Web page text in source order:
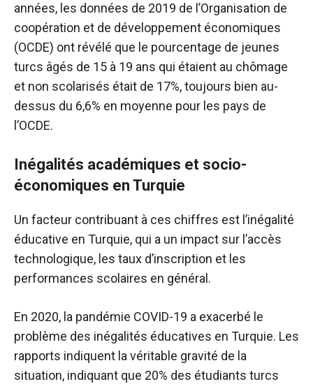
années, les données de 2019 de l’Organisation de
coopération et de développement économiques
(OCDE) ont révélé que le pourcentage de jeunes
turcs âgés de 15 à 19 ans qui étaient au chômage
et non scolarisés était de 17%, toujours bien au-
dessus du 6,6% en moyenne pour les pays de
l’OCDE.
Inégalités académiques et socio-
économiques en Turquie
Un facteur contribuant à ces chiffres est l’inégalité
éducative en Turquie, qui a un impact sur l’accès
technologique, les taux d’inscription et les
performances scolaires en général.
En 2020, la pandémie COVID-19 a exacerbé le
problème des inégalités éducatives en Turquie. Les
rapports indiquent la véritable gravité de la
situation, indiquant que 20% des étudiants turcs